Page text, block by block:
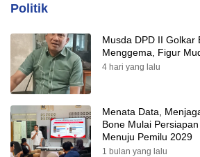
Politik
Musda DPD II Golkar
Menggema, Figur
4 hari yang lalu
Menata Data,
Bone Mulai
Menuju Pemilu 2029
1 bulan yang lalu